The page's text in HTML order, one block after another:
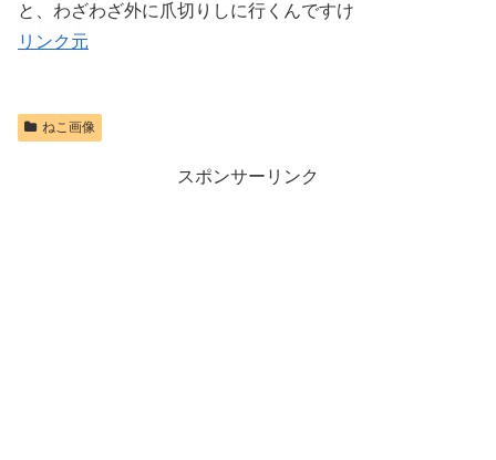
と、わざわざ外に爪切りしに行くんですけ
リンク元
ねこ画像
スポンサーリンク